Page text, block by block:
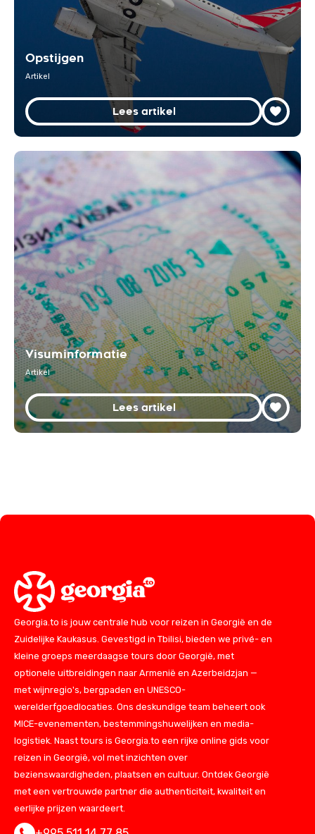
Opstijgen
Artikel
Lees artikel
Visuminformatie
Artikel
Lees artikel
Georgia.to is jouw centrale hub voor reizen in Georgië en de
Zuidelijke Kaukasus. Gevestigd in Tbilisi, bieden we privé- en
kleine groeps meerdaagse tours door Georgië, met
optionele uitbreidingen naar Armenië en Azerbeidzjan —
met wijnregio's, bergpaden en UNESCO-
werelderfgoedlocaties. Ons deskundige team beheert ook
MICE-evenementen, bestemmingshuwelijken en media-
logistiek. Naast tours is Georgia.to een rijke online gids voor
reizen in Georgië, vol met inzichten over
bezienswaardigheden, plaatsen en cultuur. Ontdek Georgië
met een vertrouwde partner die authenticiteit, kwaliteit en
eerlijke prijzen waardeert.